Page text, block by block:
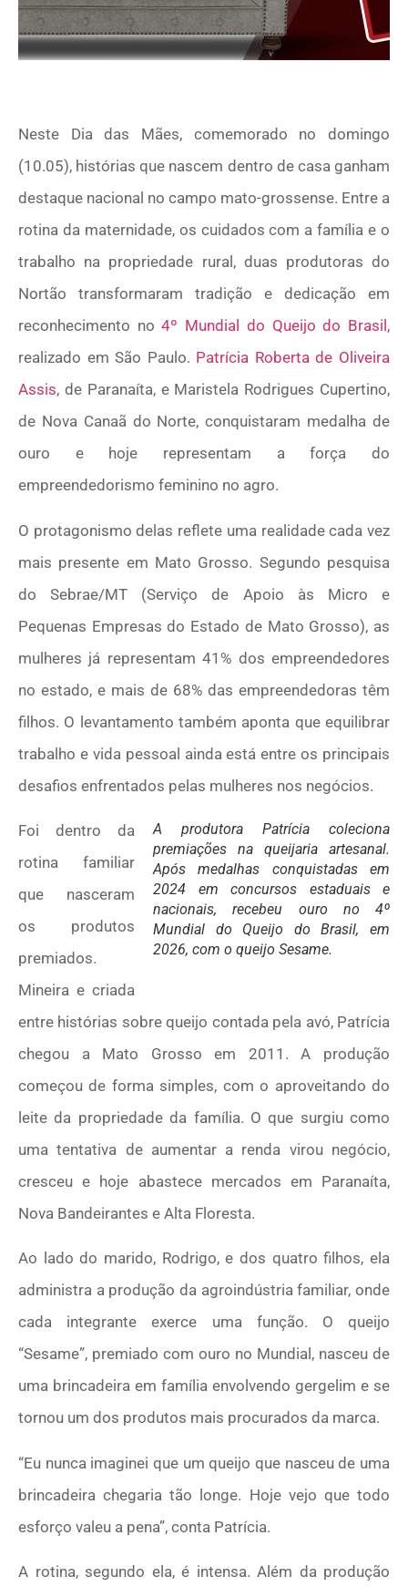
Neste Dia das Mães, comemorado no domingo
(10.05), histórias que nascem dentro de casa ganham
destaque nacional no campo mato-grossense. Entre a
rotina da maternidade, os cuidados com a família e o
trabalho na propriedade rural, duas produtoras do
Nortão transformaram tradição e dedicação em
reconhecimento no4º Mundial do Queijo do Brasil,
realizado em São Paulo. Patrícia Roberta de Oliveira
Assis, de Paranaíta, e Maristela Rodrigues Cupertino,
de Nova Canaã do Norte, conquistaram medalha de
ouro e hoje representam a força do
empreendedorismo feminino no agro.
O protagonismo delas reflete uma realidade cada vez
mais presente em Mato Grosso. Segundo pesquisa
do Sebrae/MT (Serviço de Apoio às Micro e
Pequenas Empresas do Estado de Mato Grosso), as
mulheres já representam 41% dos empreendedores
no estado, e mais de 68% das empreendedoras têm
filhos. O levantamento também aponta que equilibrar
trabalho e vida pessoal ainda está entre os principais
desafios enfrentados pelas mulheres nos negócios.
A produtora Patrícia coleciona
premiações na queijaria artesanal.
Após medalhas conquistadas em
2024 em concursos estaduais e
nacionais, recebeu ouro no 4º
Mundial do Queijo do Brasil, em
2026, com o queijo Sesame.
Foi dentro da
rotina familiar
que nasceram
os produtos
premiados.
Mineira e criada
entre histórias sobre queijo contada pela avó, Patrícia
chegou a Mato Grosso em 2011. A produção
começou de forma simples, com o aproveitando do
leite da propriedade da família. O que surgiu como
uma tentativa de aumentar a renda virou negócio,
cresceu e hoje abastece mercados em Paranaíta,
Nova Bandeirantes e Alta Floresta.
Ao lado do marido, Rodrigo, e dos quatro filhos, ela
administra a produção da agroindústria familiar, onde
cada integrante exerce uma função. O queijo
“Sesame”, premiado com ouro no Mundial, nasceu de
uma brincadeira em família envolvendo gergelim e se
tornou um dos produtos mais procurados da marca.
“Eu nunca imaginei que um queijo que nasceu de uma
brincadeira chegaria tão longe. Hoje vejo que todo
esforço valeu a pena”, conta Patrícia.
A rotina, segundo ela, é intensa. Além da produção